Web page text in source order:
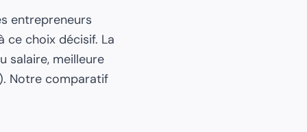
entrepreneurs
ce choix décisif. La
salaire, meilleure
Notre comparatif